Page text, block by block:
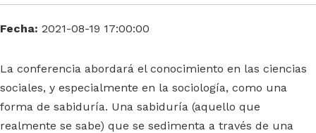
Fecha: 2021-08-19 17:00:00
La conferencia abordará el conocimiento en las ciencias
sociales, y especialmente en la sociología, como una
forma de sabiduría. Una sabiduría (aquello que
realmente se sabe) que se sedimenta a través de una